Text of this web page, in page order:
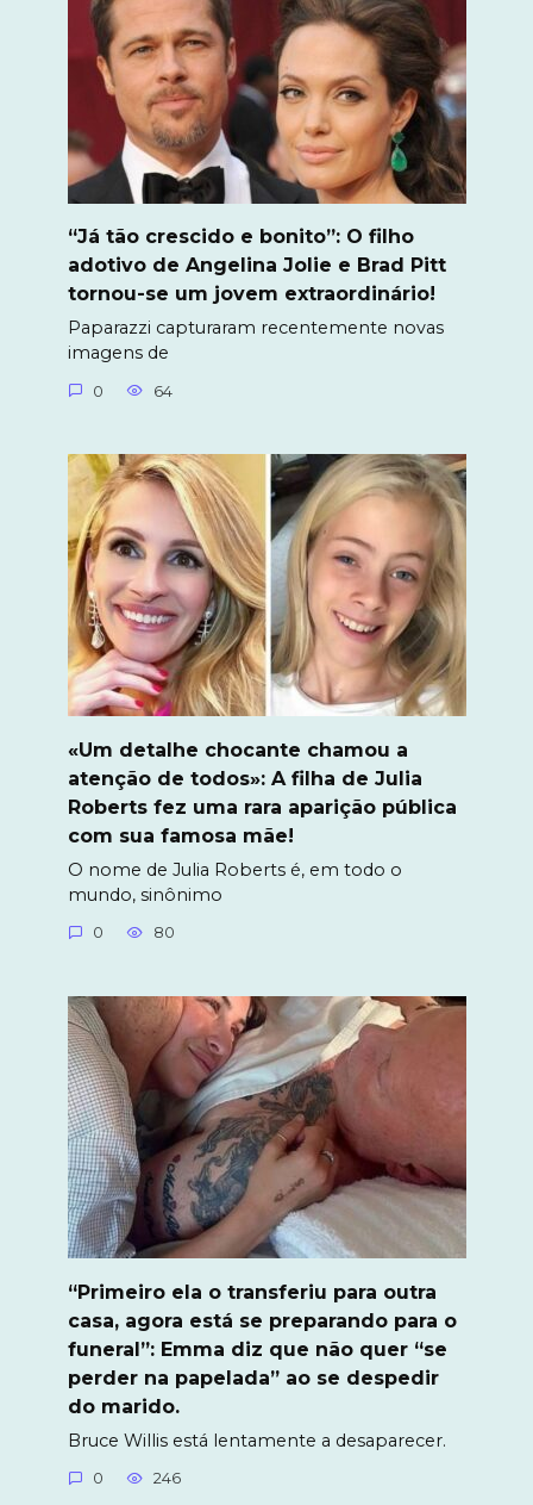
“Já tão crescido e bonito”: O filho
adotivo de Angelina Jolie e Brad Pitt
tornou-se um jovem extraordinário!
Paparazzi capturaram recentemente novas
imagens de
0 64
«Um detalhe chocante chamou a
atenção de todos»: A filha de Julia
Roberts fez uma rara aparição pública
com sua famosa mãe!
O nome de Julia Roberts é, em todo o
mundo, sinônimo
0 80
“Primeiro ela o transferiu para outra
casa, agora está se preparando para o
funeral”: Emma diz que não quer “se
perder na papelada” ao se despedir
do marido.
Bruce Willis está lentamente a desaparecer.
0 246